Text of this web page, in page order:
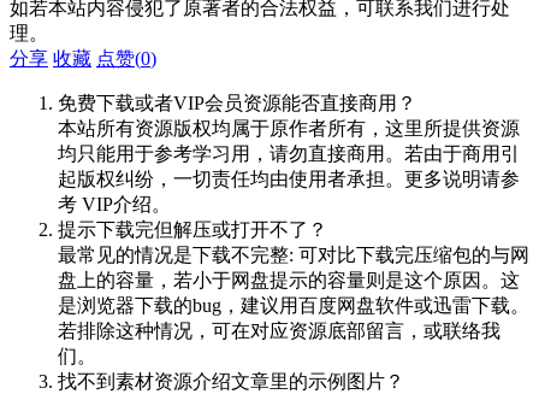
如若本站内容侵犯了原著者的合法权益，可联系我们进行处
理。
分享 收藏 点赞(0)
免费下载或者VIP会员资源能否直接商用？
本站所有资源版权均属于原作者所有，这里所提供资源
均只能用于参考学习用，请勿直接商用。若由于商用引
起版权纠纷，一切责任均由使用者承担。更多说明请参
考 VIP介绍。
提示下载完但解压或打开不了？
最常见的情况是下载不完整: 可对比下载完压缩包的与网
盘上的容量，若小于网盘提示的容量则是这个原因。这
是浏览器下载的bug，建议用百度网盘软件或迅雷下载。
若排除这种情况，可在对应资源底部留言，或联络我
们。
找不到素材资源介绍文章里的示例图片？